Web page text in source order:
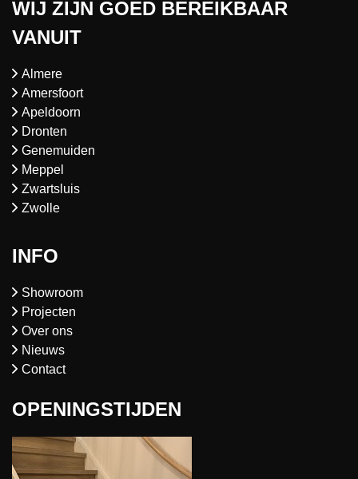
WIJ ZIJN GOED BEREIKBAAR
VANUIT
Almere
Amersfoort
Apeldoorn
Dronten
Genemuiden
Meppel
Zwartsluis
Zwolle
INFO
Showroom
Projecten
Over ons
Nieuws
Contact
OPENINGSTIJDEN